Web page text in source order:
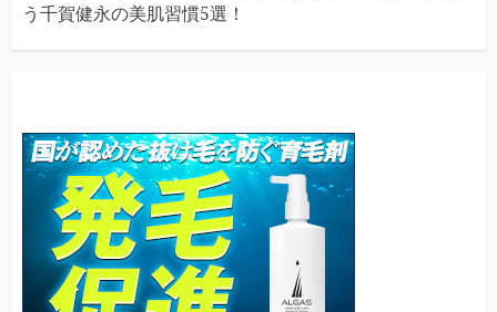
う千賀健永の美肌習慣5選！